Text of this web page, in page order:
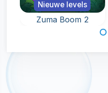
Zuma Boom 2
Nieuwe levels